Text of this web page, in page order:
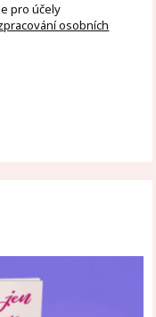
pro účely
osobních